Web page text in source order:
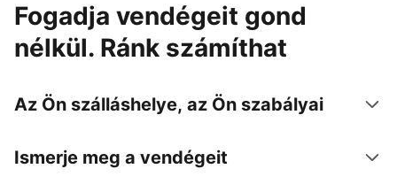
Fogadja vendégeit gond
nélkül. Ránk számíthat
Az Ön szálláshelye, az Ön szabályai
Ismerje meg a vendégeit